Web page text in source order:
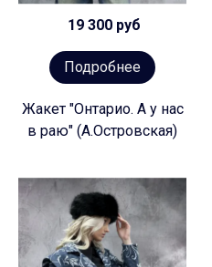
19 300 руб
Подробнее
Жакет "Онтарио. А у нас
в раю" (А.Островская)